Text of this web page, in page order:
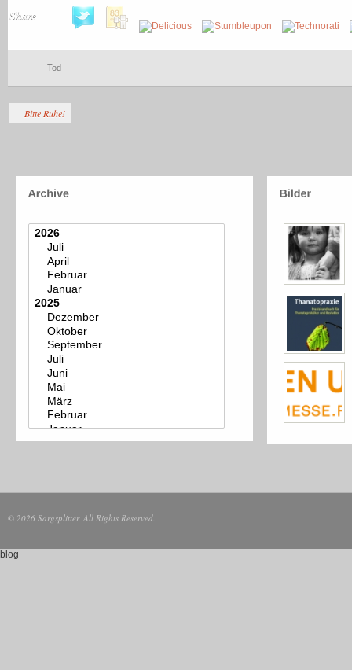
Share
Tod
Bitte Ruhe!
© 2026 Sargsplitter. All Rights Reserved.
blog